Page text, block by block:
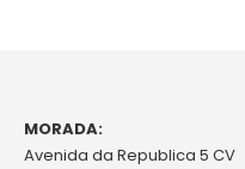
MORADA:
Avenida da Republica 5 CV